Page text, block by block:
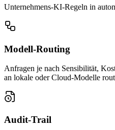
Unternehmens-KI-Regeln in
Modell-Routing
Anfragen je nach Sensibilität,
an lokale oder Cloud-Modelle
Audit-Trail